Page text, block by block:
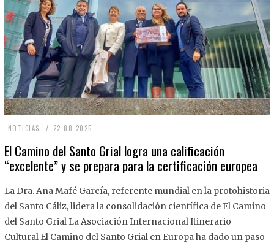
NOTICIAS 22.08.2025
.
8
2
El Camino del Santo Grial logra una calificación
“excelente” y se prepara para la certificación europea
La Dra. Ana Mafé García, referente mundial en la protohistoria
del Santo Cáliz, lidera la consolidación científica de El Camino
del Santo Grial La Asociación Internacional Itinerario
Cultural El Camino del Santo Grial en Europa ha dado un paso